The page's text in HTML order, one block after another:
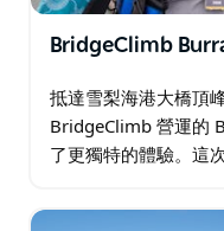
BridgeClimb
抵達雪梨海港大橋頂
BridgeClimb 營運的
了更獨特的體驗。這
文化歷史交織在一起…